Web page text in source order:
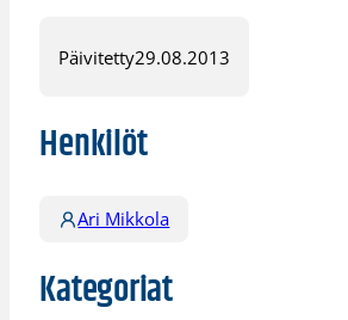
Päivitetty29.08.2013
Henkilöt
Ari Mikkola
Kategoriat